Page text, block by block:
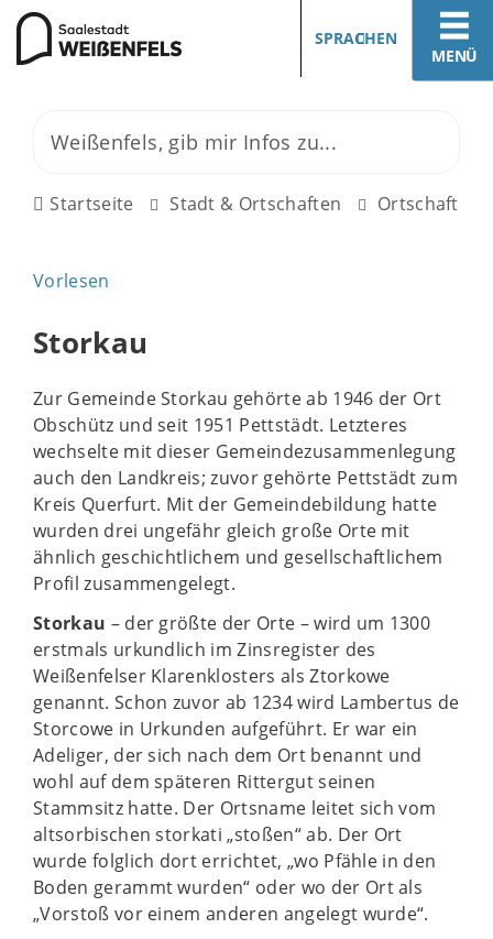
MENÜ
SPRACHEN
Startseite Stadt & Ortschaften Ortschaften
Vorlesen
Storkau
Zur Gemeinde Storkau gehörte ab 1946 der Ort
Obschütz und seit 1951 Pettstädt. Letzteres
wechselte mit dieser Gemeindezusammenlegung
auch den Landkreis; zuvor gehörte Pettstädt zum
Kreis Querfurt. Mit der Gemeindebildung hatte
wurden drei ungefähr gleich große Orte mit
ähnlich geschichtlichem und gesellschaftlichem
Profil zusammengelegt.
Storkau – der größte der Orte – wird um 1300
erstmals urkundlich im Zinsregister des
Weißenfelser Klarenklosters als Ztorkowe
genannt. Schon zuvor ab 1234 wird Lambertus de
Storcowe in Urkunden aufgeführt. Er war ein
Adeliger, der sich nach dem Ort benannt und
wohl auf dem späteren Rittergut seinen
Stammsitz hatte. Der Ortsname leitet sich vom
altsorbischen storkati „stoßen“ ab. Der Ort
wurde folglich dort errichtet, „wo Pfähle in den
Boden gerammt wurden“ oder wo der Ort als
„Vorstoß vor einem anderen angelegt wurde“.